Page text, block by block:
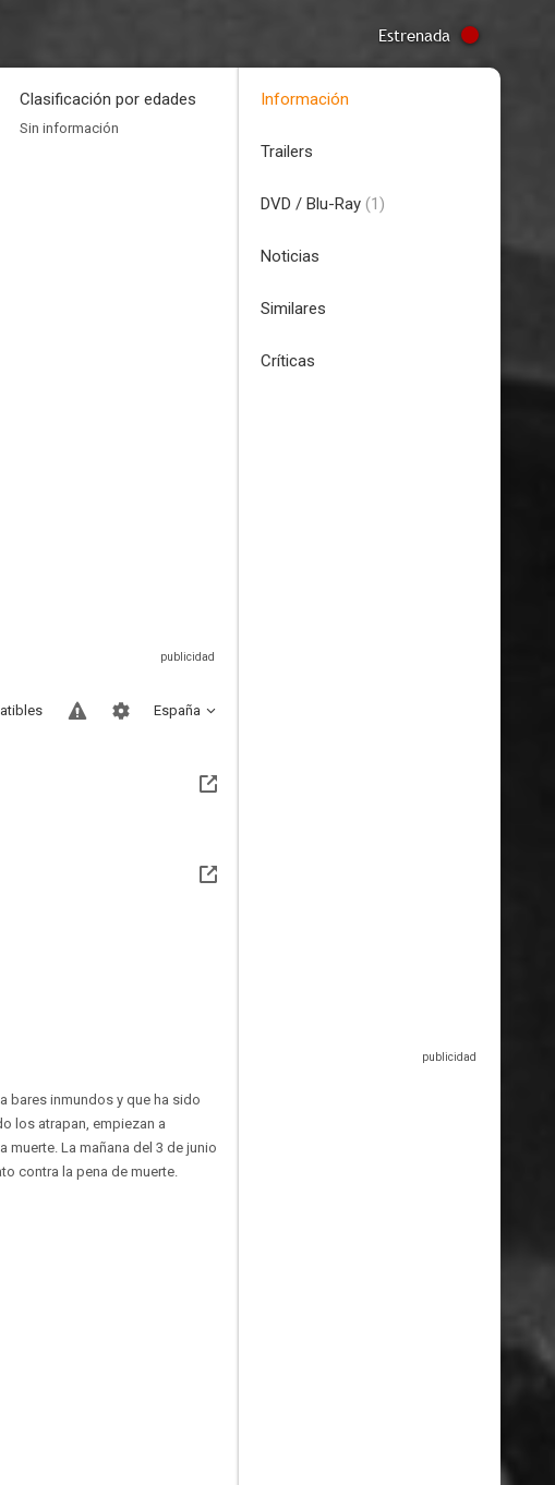
Estrenada
Clasificación por edades
Sin información
España
bares inmundos y que ha sido
los atrapan, empiezan a
muerte. La mañana del 3 de junio
contra la pena de muerte.
Información
Trailers
DVD / Blu-Ray (1)
Noticias
Similares
Críticas